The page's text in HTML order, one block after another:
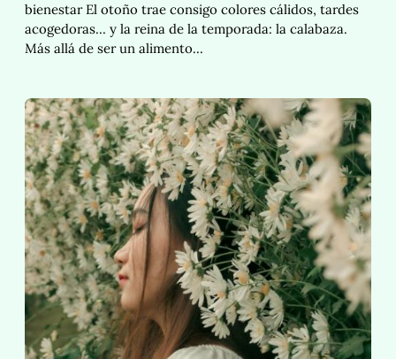
bienestar El otoño trae consigo colores cálidos, tardes
acogedoras… y la reina de la temporada: la calabaza.
Más allá de ser un alimento…